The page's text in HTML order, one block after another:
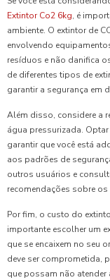
Extintor Co2 6kg, é
ambiente. O extintor de
envolvendo
resíduos e não danifica
de diferentes tipos de
garantir a segurança em
Além disso, considere a
água pressurizada.
garantir que você está
aos padrões de
outros usuários e
recomendações sobre
Por fim, o custo do
importante escolher um
que se encaixem no seu
deve ser comprometida,
que possam não